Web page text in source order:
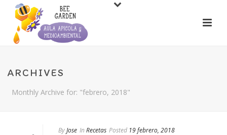
ARCHIVES
Monthly Archive for: "febrero, 2018"
ByJose In Recetas Posted 19 febrero, 2018